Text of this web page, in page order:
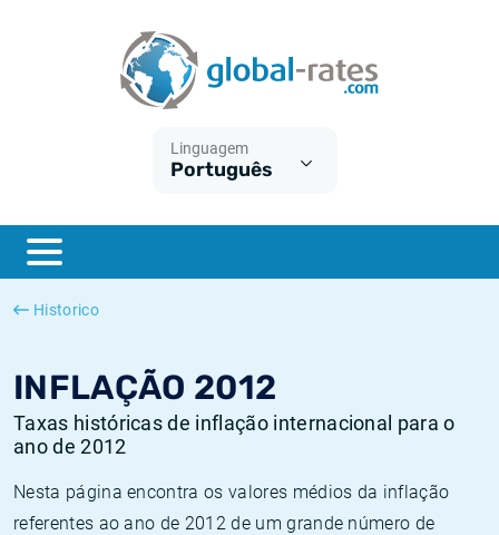
Linguagem
Português
Historico
INFLAÇÃO 2012
Taxas históricas de inflação internacional para o
ano de 2012
Nesta página encontra os valores médios da inflação
referentes ao ano de 2012 de um grande número de
ESTER
SONIA
O que é a inflação do IPC?
O que é a inflação do IHPC?
Inflação Estados Unidos
Inflação Europa
Taxas Euribor históricas
Taxas ESTER históricas
Taxas SONIA históricas
Taxas TONAR históricas
Calculadora de inflação